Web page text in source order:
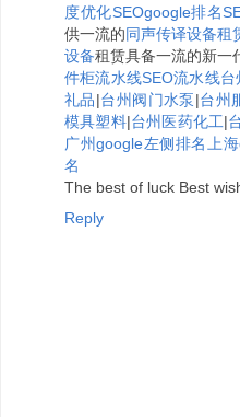
度优化SEOgoogle排名
供一流的同声传译设备租
设备租赁具备一流的新一
件柜流水线SEO流水线台
礼品|台州阀门水泵|台州
模具塑料|台州医药化工|
广州google左侧排名 上
名
The best of luck Best
Reply